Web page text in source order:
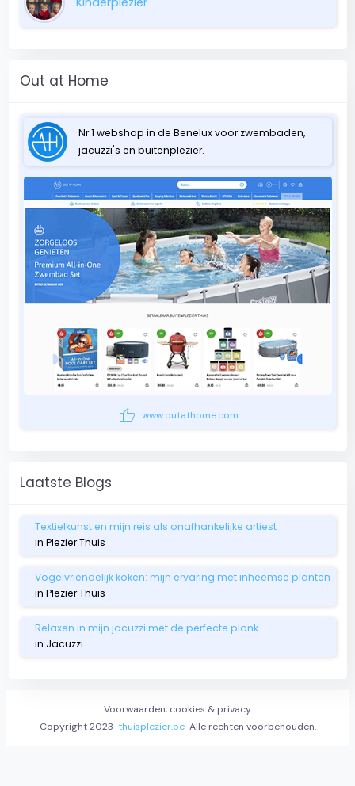
Out at Home
Nr 1 webshop in de Benelux voor zwembaden,
jacuzzi's en buitenplezier.
thumb_up www.outathome.com
Laatste Blogs
Textielkunst en mijn reis als onafhankelijke artiest
in Plezier Thuis
Vogelvriendelijk koken: mijn ervaring met inheemse planten
in Plezier Thuis
Relaxen in mijn jacuzzi met de perfecte plank
in Jacuzzi
Voorwaarden, cookies & privacy
Copyright 2023 thuisplezier.beAlle rechten voorbehouden.